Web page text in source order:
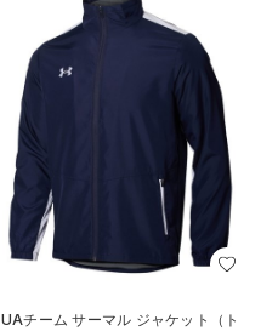
UAチーム サーマル ジャケット（ト